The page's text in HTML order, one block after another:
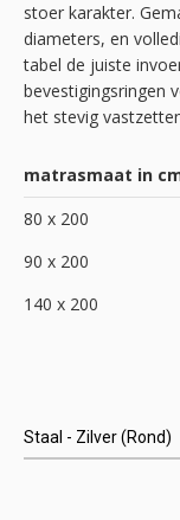
stoer karakter.
diameters, en
tabel de juiste
bevestigingsringen
het stevig
matrasmaat in
80 x 200
90 x 200
140 x 200